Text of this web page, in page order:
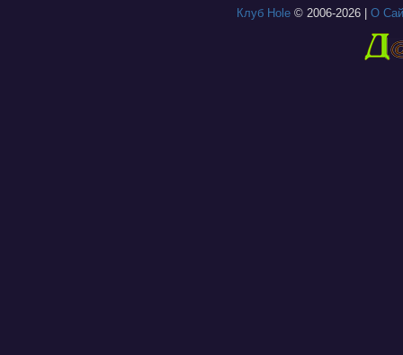
Клуб Hole© 2006-2026 | О